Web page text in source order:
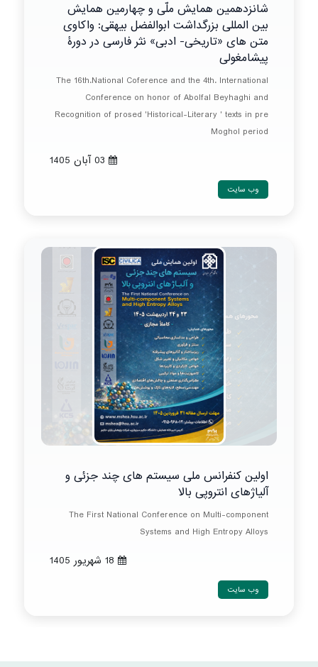
شانزدهمین همایش ملّی و چهارمین همایش
بین المللی بزرگداشت ابوالفضل بیهقی: واکاوی
متن های «تاریخی- ادبی» نثر فارسی در دورۀ
پیشامغولی
The 16th.National Coference and the 4th. International
Conference on honor of Abolfal Beyhaghi and
Recognition of prosed 'Historical-Literary ' texts in pre
Moghol period
وب سایت
اولین کنفرانس ملی سیستم های چند جزئی و
آلیاژهای انتروپی بالا
The First National Conference on Multi-component
Systems and High Entropy Alloys
وب سایت